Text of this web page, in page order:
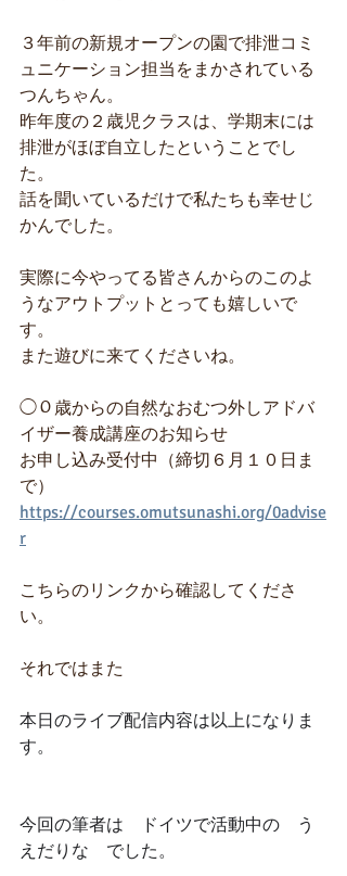
３年前の新規オープンの園で排泄コミ
ュニケーション担当をまかされている
つんちゃん。
昨年度の２歳児クラスは、学期末には
排泄がほぼ自立したということでし
た。
話を聞いているだけで私たちも幸せじ
かんでした。
実際に今やってる皆さんからのこのよ
うなアウトプットとっても嬉しいで
す。
また遊びに来てくださいね。
◯０歳からの自然なおむつ外しアドバ
イザー養成講座のお知らせ
お申し込み受付中（締切６月１０日ま
で）
https://courses.omutsunashi.org/0advise
r
こちらのリンクから確認してくださ
い。
それではまた
本日のライブ配信内容は以上になりま
す。
今回の筆者は　ドイツで活動中の　う
えだりな　でした。